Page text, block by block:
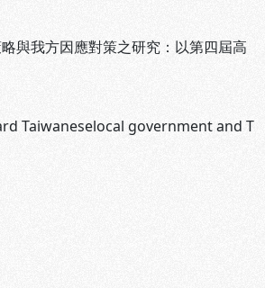
與我方因應對策之研究：以第四屆高
Taiwaneselocal government and T